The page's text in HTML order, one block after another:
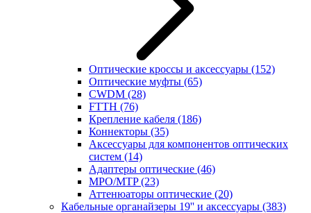
Оптические кроссы и аксессуары (152)
Оптические муфты (65)
CWDM (28)
FTTH (76)
Крепление кабеля (186)
Коннекторы (35)
Аксессуары для компонентов оптических
систем (14)
Адаптеры оптические (46)
MPO/MTP(23)
Аттенюаторы оптические (20)
Кабельные органайзеры 19'' и аксессуары (383)